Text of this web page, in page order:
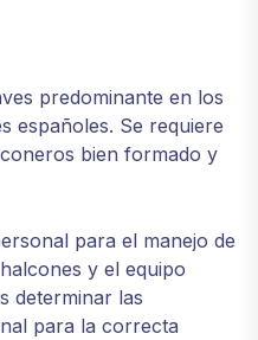
predominante en los
españoles. Se requiere
bien formado y
para el manejo de
y el equipo
determinar las
para la correcta